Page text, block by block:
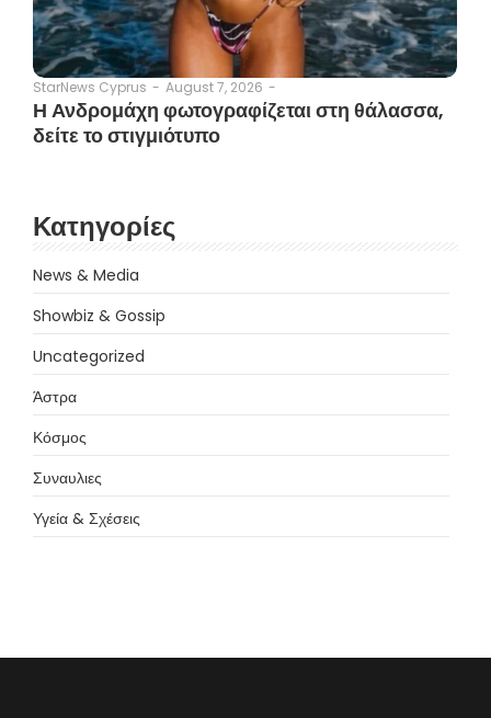
StarNews Cyprus - August 7, 2026 -
Η Ανδρομάχη φωτογραφίζεται στη θάλασσα,
δείτε το στιγμιότυπο
Κατηγορίες
News & Media
Showbiz & Gossip
Uncategorized
Άστρα
Κόσμος
Συναυλιες
Υγεία & Σχέσεις